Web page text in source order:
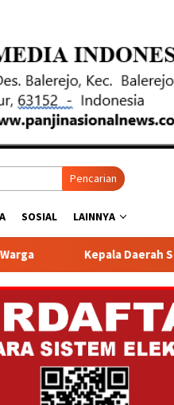
Pencarian
SOSIAL LAINNYA
Se Provinsi Jawa Timur